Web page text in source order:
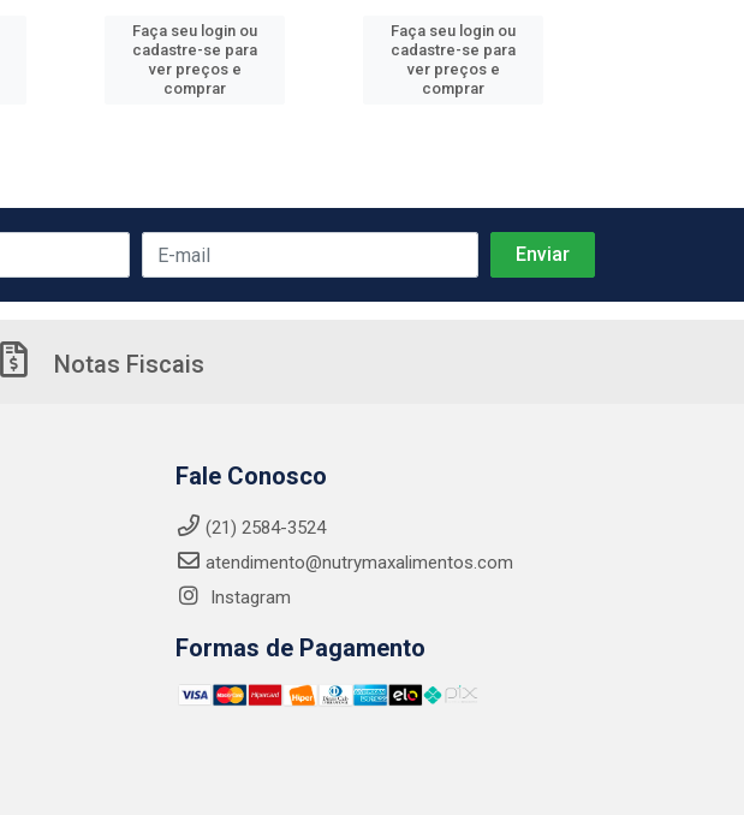
Faça seu login ou
cadastre-se para
ver preços e
comprar
Faça seu login ou
cadastre-se para
ver preços e
comprar
Notas Fiscais
Fale Conosco
(21) 2584-3524
atendimento@nutrymaxalimentos.com
Instagram
Formas de Pagamento